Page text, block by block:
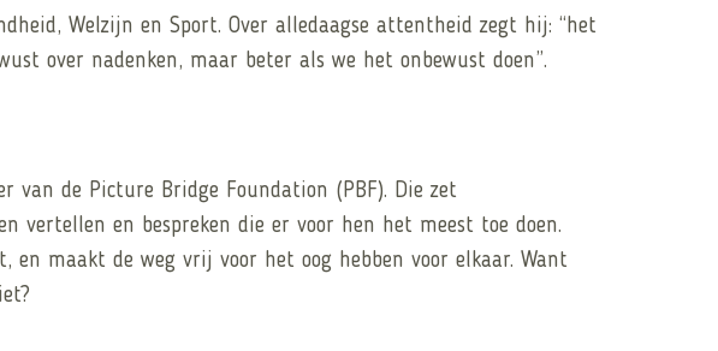
Welzijn en Sport. Over alledaagse attentheid zegt hij: “het
over nadenken, maar beter als we het onbewust doen”.
van de Picture Bridge Foundation (PBF). Die zet
vertellen en bespreken die er voor hen het meest toe doen.
maakt de weg vrij voor het oog hebben voor elkaar. Want